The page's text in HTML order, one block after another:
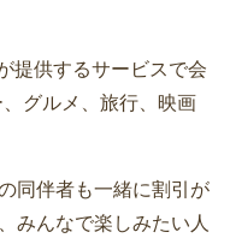
提供するサービスで会
グルメ、旅行、映画
同伴者も一緒に割引が
みんなで楽しみたい人